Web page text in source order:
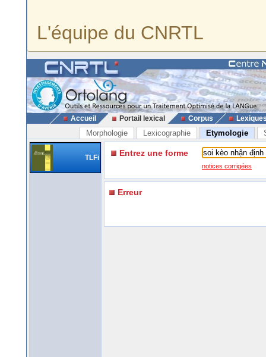
L'équipe du CNRTL
Accueil Portail lexical Corpus
Morphologie Lexicographie Etymologie
TLFi Entrez une forme
notices corrigées
Erreur